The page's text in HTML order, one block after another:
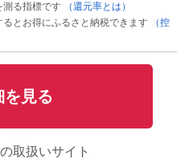
る指標です
（還元率とは）
とお得にふるさと納税できます
（控
を見る
取扱いサイト